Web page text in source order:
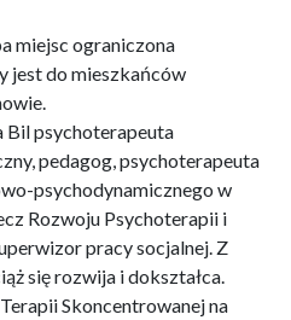
miejsc ograniczona
jest do mieszkańców
psychoterapeuta
pedagog, psychoterapeuta
psychodynamicznego w
Rozwoju Psychoterapii i
pracy socjalnej. Z
się rozwija i dokształca.
Skoncentrowanej na